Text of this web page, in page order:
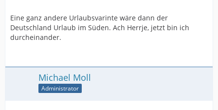
Eine ganz andere Urlaubsvarinte wäre dann der
Deutschland Urlaub im Süden. Ach Herrje, jetzt bin ich
durcheinander.
Michael Moll
Administrator